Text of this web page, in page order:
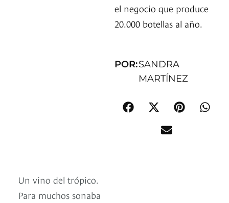
el negocio que produce
20.000 botellas al año.
POR:SANDRA
MARTÍNEZ
Un vino del trópico.
Para muchos sonaba